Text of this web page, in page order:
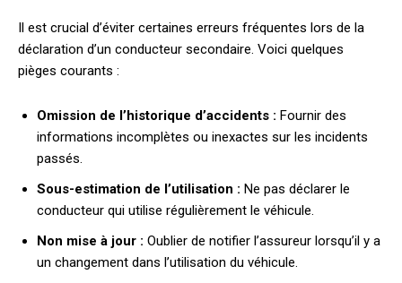
Il est crucial d’éviter certaines erreurs fréquentes lors de la
déclaration d’un conducteur secondaire. Voici quelques
pièges courants :
Omission de l’historique d’accidents : Fournir des
informations incomplètes ou inexactes sur les incidents
passés.
Sous-estimation de l’utilisation : Ne pas déclarer le
conducteur qui utilise régulièrement le véhicule.
Non mise à jour : Oublier de notifier l’assureur lorsqu’il y a
un changement dans l’utilisation du véhicule.